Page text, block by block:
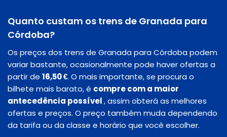
Quanto custam os trens de Granada para
Córdoba?
Os preços dos trens de Granada para Córdoba podem
variar bastante, ocasionalmente pode haver ofertas a
partir de 16,50 €. O mais importante, se procura o
bilhete mais barato, é compre com a maior
antecedência possível, assim obterá as melhores
ofertas e preços. O preço também muda dependendo
da tarifa ou da classe e horário que você escolher.